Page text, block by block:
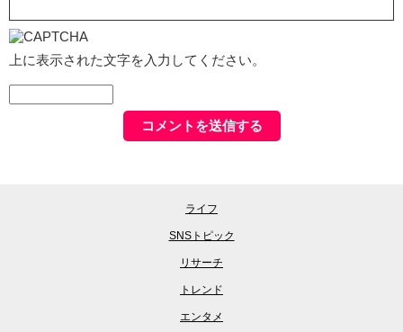
上に表示された文字を入力してください。
ライフ
SNSトピック
リサーチ
トレンド
エンタメ